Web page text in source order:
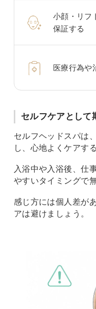
小顔・リフ
保証する
医療行為や
セルフケアとして
セルフヘッドスパは
し、心地よくケアす
入浴中や入浴後、仕
やすいタイミングで
感じ方には個人差が
アは避けましょう。